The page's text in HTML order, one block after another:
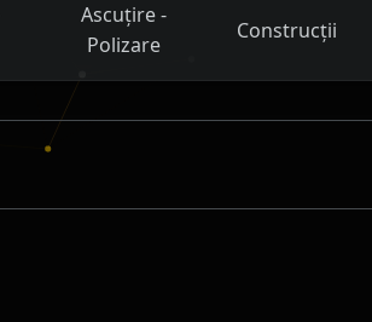
Ascuțire -
Polizare
Construcții